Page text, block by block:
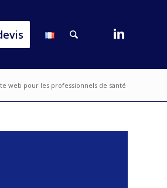
web pour les professionnels de santé